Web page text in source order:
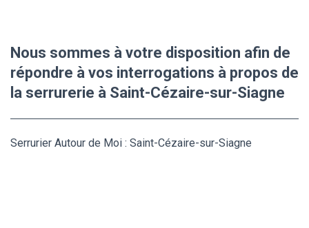
Nous sommes à votre disposition afin de
répondre à vos interrogations à propos de
la serrurerie à Saint-Cézaire-sur-Siagne
Serrurier Autour de Moi : Saint-Cézaire-sur-Siagne